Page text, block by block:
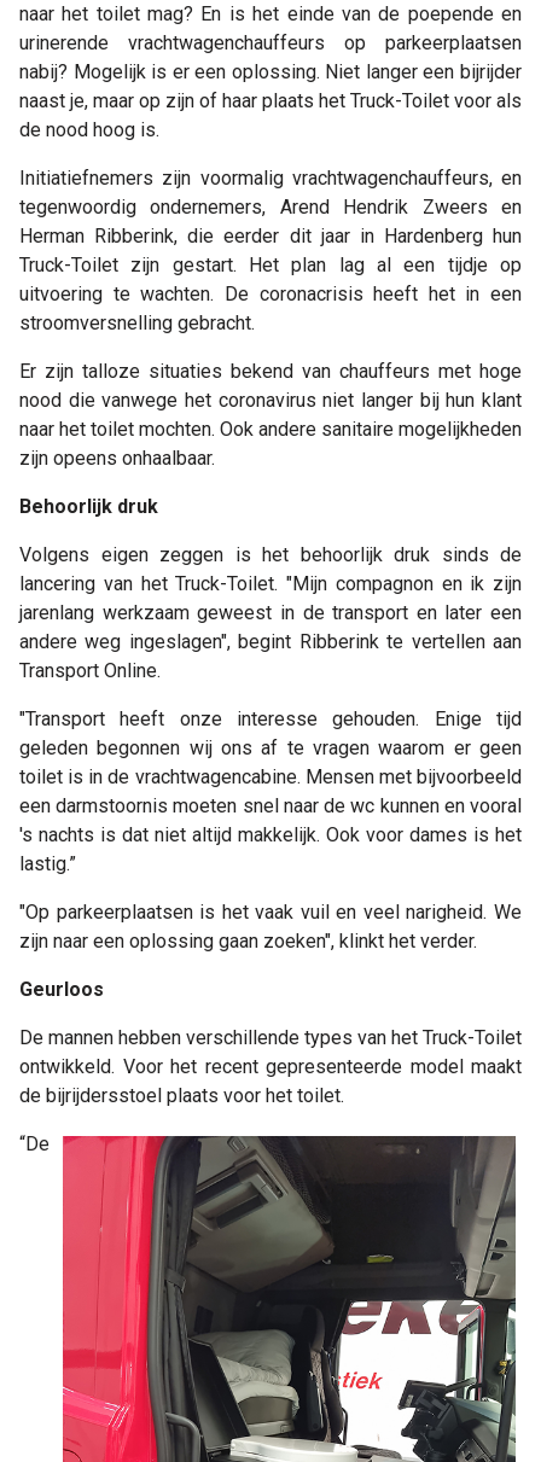
naar het toilet mag? En is het einde van de poepende en
urinerende vrachtwagenchauffeurs op parkeerplaatsen
nabij? Mogelijk is er een oplossing. Niet langer een bijrijder
naast je, maar op zijn of haar plaats het Truck-Toilet voor als
de nood hoog is.
Initiatiefnemers zijn voormalig vrachtwagenchauffeurs, en
tegenwoordig ondernemers, Arend Hendrik Zweers en
Herman Ribberink, die eerder dit jaar in Hardenberg hun
Truck-Toilet zijn gestart. Het plan lag al een tijdje op
uitvoering te wachten. De coronacrisis heeft het in een
stroomversnelling gebracht.
Er zijn talloze situaties bekend van chauffeurs met hoge
nood die vanwege het coronavirus niet langer bij hun klant
naar het toilet mochten. Ook andere sanitaire mogelijkheden
zijn opeens onhaalbaar.
Behoorlijk druk
Volgens eigen zeggen is het behoorlijk druk sinds de
lancering van het Truck-Toilet. "Mijn compagnon en ik zijn
jarenlang werkzaam geweest in de transport en later een
andere weg ingeslagen", begint Ribberink te vertellen aan
Transport Online.
"Transport heeft onze interesse gehouden. Enige tijd
geleden begonnen wij ons af te vragen waarom er geen
toilet is in de vrachtwagencabine. Mensen met bijvoorbeeld
een darmstoornis moeten snel naar de wc kunnen en vooral
's nachts is dat niet altijd makkelijk. Ook voor dames is het
lastig.”
"Op parkeerplaatsen is het vaak vuil en veel narigheid. We
zijn naar een oplossing gaan zoeken", klinkt het verder.
Geurloos
De mannen hebben verschillende types van het Truck-Toilet
ontwikkeld. Voor het recent gepresenteerde model maakt
de bijrijdersstoel plaats voor het toilet.
“De